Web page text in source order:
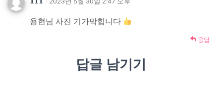
용현님 사진 기가막힙니다
응답
답글 남기기